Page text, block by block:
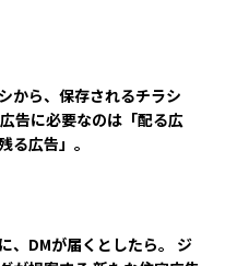
から、保存されるチラシ
告に必要なのは「配る広
る広告」。
、DMが届くとしたら。 ジ